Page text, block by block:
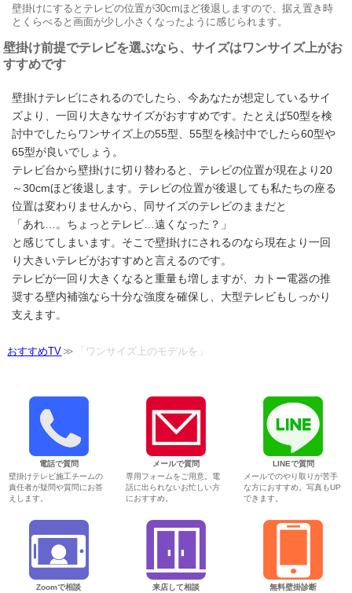
壁掛けにするとテレビの位置が30cmほど後退しますので、据え置き時
とくらべると画面が少し小さくなったように感じられます。
壁掛け前提でテレビを選ぶなら、サイズはワンサイズ上がお
すすめです
壁掛けテレビにされるのでしたら、今あなたが想定しているサイ
ズより、一回り大きなサイズがおすすめです。たとえば50型を検
討中でしたらワンサイズ上の55型、55型を検討中でしたら60型や
65型が良いでしょう。
テレビ台から壁掛けに切り替わると、テレビの位置が現在より20
～30cmほど後退します。テレビの位置が後退しても私たちの座る
位置は変わりませんから、同サイズのテレビのままだと
「あれ…。ちょっとテレビ…遠くなった？」
と感じてしまいます。そこで壁掛けにされるのなら現在より一回
り大きいテレビがおすすめと言えるのです。
テレビが一回り大きくなると重量も増しますが、カトー電器の推
奨する壁内補強なら十分な強度を確保し、大型テレビもしっかり
支えます。
おすすめTV 「ワンサイズ上のモデルを」
電話で質問
壁掛けテレビ施工チームの
責任者が疑問や質問にお答
えします。
メールで質問
専用フォームをご用意。電
話に出られないお忙しい方
におすすめ。
LINEで質問
メールでのやり取りが苦手
な方におすすめ。写真もUP
できます。
Zoomで相談
来店して相談
無料壁掛診断